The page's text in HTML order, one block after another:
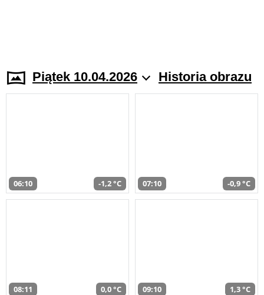
Piątek 10.04.2026 Historia obrazu
06:10 -1,2 °C 07:10 -0,9 °C
08:11 0,0 °C 09:10 1,3 °C